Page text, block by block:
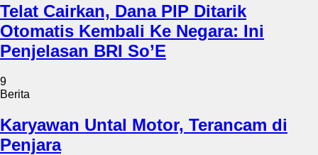
Telat Cairkan, Dana PIP Ditarik
Otomatis Kembali Ke Negara: Ini
Penjelasan BRI So’E
9
Berita
Karyawan Untal Motor, Terancam di
Penjara